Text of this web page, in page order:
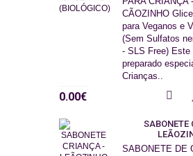
CÃOZINHO
para Veganos e
(Sem Sulfatos
- SLS Free) Este
preparado
Crianças..
0.00€
SABONETE
SABONETE DE